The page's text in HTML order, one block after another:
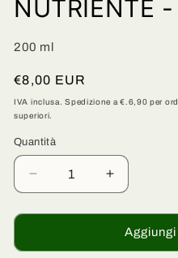
NUTRIENTE
200 ml
Prezzo
di
listino
€8,00 EUR
IVA inclusa. Spedizione a €.6,90 per
superiori.
Quantità
Quantità
Diminuisci
quantità
per
Docciaschiuma
RIGENERANTE
Aumenta
quantità
per